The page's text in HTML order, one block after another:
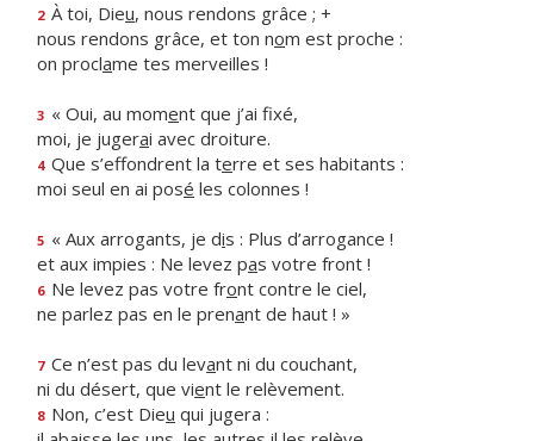
2 À toi, Dieu, nous rendons grâce ; +
nous rendons grâce, et ton nom est proche :
on proclame tes merveilles !
3 « Oui, au moment que j’ai fixé,
moi, je jugerai avec droiture.
4 Que s’effondrent la terre et ses habitants :
moi seul en ai posé les colonnes !
5 « Aux arrogants, je dis : Plus d’arrogance !
et aux impies : Ne levez pas votre front !
6 Ne levez pas votre front contre le ciel,
ne parlez pas en le prenant de haut ! »
7 Ce n’est pas du levant ni du couchant,
ni du désert, que vient le relèvement.
8 Non, c’est Dieu qui jugera :